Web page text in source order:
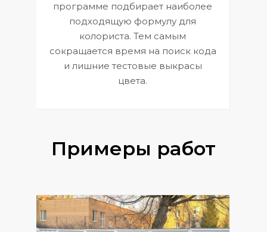
программе подбирает наиболее
подходящую формулу для
колориста. Тем самым
сокращается время на поиск кода
и лишние тестовые выкрасы
цвета.
Примеры работ